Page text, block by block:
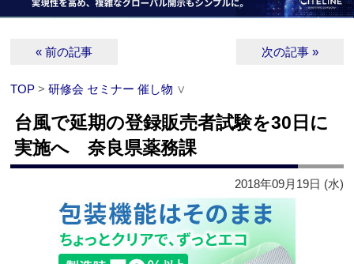
« 前の記事 次の記事 »
TOP >研修会 セミナー 催し物 ∨
台風で延期の登録販売者試験を30日に
実施へ 奈良県薬務課
2018年09月19日 (水)